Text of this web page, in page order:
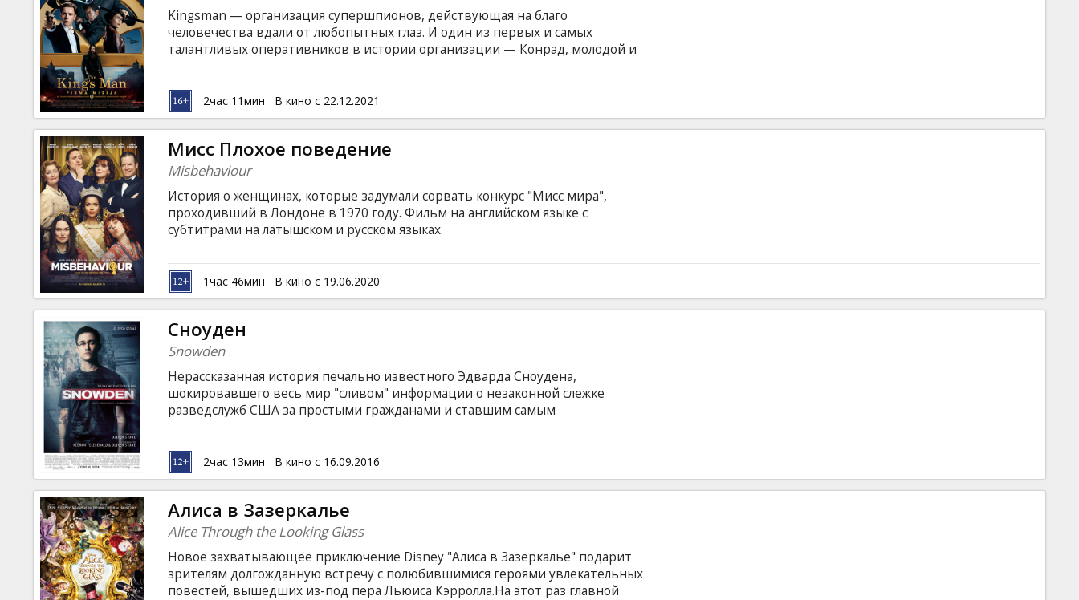
Kingsman — организация супершпионов, действующая на благо
человечества вдали от любопытных глаз. И один из первых и самых
талантливых оперативников в истории организации — Конрад, молодой и
служить на благо Англии, но в итоге оказался втянут в тайный мир шпионов
и убийц. Фильм на английском языке с субтитрами на латышском и русском
языках.
2час 11мин В кино с 22.12.2021
Мисс Плохое поведение
Misbehaviour
История о женщинах, которые задумали сорвать конкурс "Мисс мира",
проходивший в Лондоне в 1970 году. Фильм на английском языке с
субтитрами на латышском и русском языках.
1час 46мин В кино с 19.06.2020
Сноуден
Snowden
Нерассказанная история печально известного Эдварда Сноудена,
шокировавшего весь мир "сливом" информации о незаконной слежке
разведслужб США за простыми гражданами и ставшим самым
предателем... Фильм Оливера Стоуна - попытка ответить на вопрос, зачем
Сноуден совершил то, что совершил, и чем ему пришлось ради этого
пожертвовать. Фильм на английском языке с субтитрами на латышском и
русском языках.
2час 13мин В кино с 16.09.2016
Алиса в Зазеркалье
Alice Through the Looking Glass
Новое захватывающее приключение Disney "Алиса в Зазеркалье" подарит
зрителям долгожданную встречу с полюбившимися героями увлекательных
повестей, вышедших из-под пера Льюиса Кэрролла.На этот раз главной